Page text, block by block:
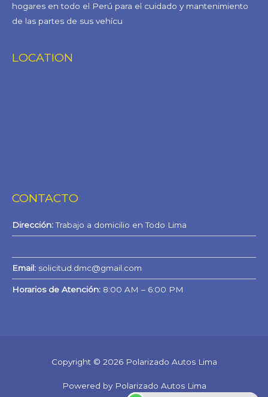
hogares en todo el Perú para el cuidado y mantenimiento
de las partes de sus vehícu
LOCATION
CONTACTO
Dirección:Trabajo a domicilio en Todo Lima
Email: solicitud.dmc@gmail.com
Horarios de Atención: 8:00 AM – 6:00 PM
Copyright © 2026 Polarizado Autos Lima
Powered by Polarizado Autos Lima